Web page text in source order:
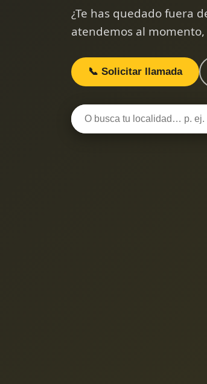
¿Te has quedado fuera
atendemos al
📞 Solicitar llamada